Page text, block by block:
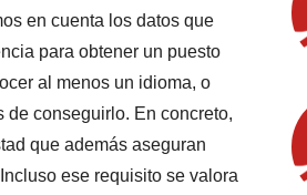
en cuenta los datos que
para obtener un puesto
al menos un idioma, o
conseguirlo. En concreto,
que además aseguran
ese requisito se valora